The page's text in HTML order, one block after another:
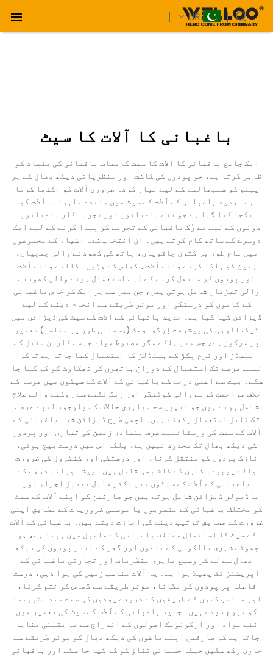
UR
باغبانی کا آلات کا سیٹ
ایک جامع باغبانی کا آلات کا سیٹ کامیاب باغبانی کی بنیاد کو
ظاہر کرتا ہے، جو پودوں کی کاشت اور منظریاتی دیکھ بھال کے ہر
پہلو کو سنبھالنے کے لیے تیار کردہ ضروری آلات کو اکٹھا کرتا
ہے۔ جدید باغبانی کے آلات کے سیٹ میں متعدد ماہرانہ آلات کو
یکجا کیا گیا ہے جو نئے باغبانوں اور تجربہ کار باغبانوں
دونوں کے لیے بے رُک باغبانی کے تجربے کو پیدا کرنے کے لیے ایک
دوسرے کے ساتھ کام کرتے ہیں۔ ان انتخاب شدہ اشیاء کے مجموعوں
میں عام طور پر کترن چاقویاں، ہاتھ کی کھودنے والی چمچیاں،
زمین کو ہلکا کرنے والے آلات، گھاس کے جڑیں نکالنے والے آلات
اور پودوں کو منتقل کرنے کے لیے استعمال ہونے والی کھودنے
والی تیزیاں شامل ہوتی ہیں، جن میں سے ہر ایک کو خاص باغبانی
کے کاموں کو درستگی اور موثر طریقے سے انجام دینے کے لیے
ڈیزائن کیا گیا ہے۔ جدید باغبانی کے آلات کے سیٹ کی ڈیزائن میں
ٹیکنالوجی کی پیشرفت اِرگونومک (جسمانی طور پر مناسب) تعمیر
پر مرکوز ہے، جس میں ہلکے مگر مضبوط مواد جیسے کاربن سٹیل کے
بلیڈز اور نرم پکڑ کے ہینڈلز کا استعمال کیا جاتا ہے تاکہ
لمبے عرصے تک استعمال کے دوران ہاتھوں کی تھکاوٹ کو کم کیا جا
سکے۔ بہت سے اعلیٰ درجے کے باغبانی کے آلات کے سیٹوں میں موسم کے
خلاف مزاحمت کرنے والی کوٹنگز اور زنگ لگنے سے روکنے والے علاج
شامل ہوتے ہیں جو انہیں سخت باہری حالات کے باوجود لمبے عرصے
تک قابل استعمال رکھتے ہیں۔ اچھی طرح ڈیزائن شدہ باغبانی کے
آلات کے سیٹ کی ورسٹائلیت صرف بنیادی زمین کی تیاری اور پودوں
کی دیکھ بھال تک محدود نہیں ہے، بلکہ اس میں درست بیج بوئی،
نازک پودوں کو منتقل کرنا، اور درستگی اور کنٹرول کی ضرورت
والے پیچیدہ کترن کے کام بھی شامل ہیں۔ پیشہ ورانہ درجے کے
باغبانی کے آلات کے سیٹوں میں اکثر قابل تبدیل اجزاء اور
ماڈیولر ڈیزائن شامل ہوتے ہیں جو صارفین کو اپنے آلات کے سیٹ
کو مختلف باغبانی کے منصوبوں یا موسمی ضروریات کے مطابق اپنی
ضرورت کے مطابق ترتیب دینے کی اجازت دیتے ہیں۔ باغبانی کے آلات
کے سیٹ کا استعمال مختلف باغبانی کے ماحول میں ہوتا ہے، جو
چھوٹے شہری بالکونی کے باغوں اور گھر کے اندر پودوں کی دیکھ
بھال سے لے کر وسیع باہری منظریات اور تجارتی باغبانی کے
آپریشنز تک پھیلا ہوا ہے۔ یہ آلات مناسب زمین کی ہوا دہی، درست
فاصلہ پر پودوں کو لگانا، مؤثر طریقے سے گھاس کو ختم کرنا،
اور مناسب کترن کے طریقوں کے ذریعے پودوں کی صحت مند نشوونما
کو فروغ دیتے ہیں۔ جدید باغبانی کے آلات کے سیٹ کی تعمیر میں
نئے مواد اور اِرگونومک اصولوں کے اندراج سے یہ یقینی بنایا
جاتا ہے کہ صارفین اپنے باغوں کی دیکھ بھال کو موثر طریقے سے
جاری رکھ سکیں جبکہ جسمانی تناؤ کو کم کیا جا سکے اور باغبانی